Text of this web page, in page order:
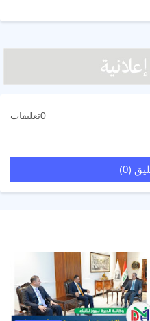
0تعليقات
(0)